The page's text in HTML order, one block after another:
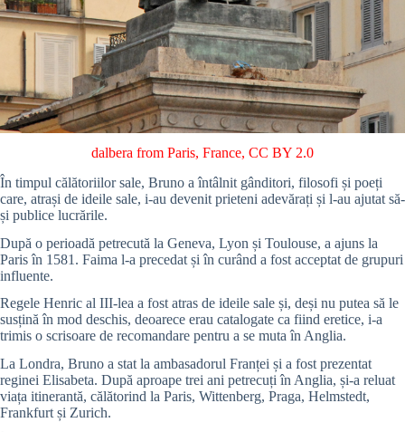
dalbera from Paris, France, CC BY 2.0
În timpul călătoriilor sale, Bruno a întâlnit gânditori, filosofi și poeți
care, atrași de ideile sale, i-au devenit prieteni adevărați și l-au ajutat să-
și publice lucrările.
După o perioadă petrecută la Geneva, Lyon și Toulouse, a ajuns la
Paris în 1581. Faima l-a precedat și în curând a fost acceptat de grupuri
influente.
Regele Henric al III-lea a fost atras de ideile sale și, deși nu putea să le
susțină în mod deschis, deoarece erau catalogate ca fiind eretice, i-a
trimis o scrisoare de recomandare pentru a se muta în Anglia.
La Londra, Bruno a stat la ambasadorul Franței și a fost prezentat
reginei Elisabeta. După aproape trei ani petrecuți în Anglia, și-a reluat
viața itinerantă, călătorind la Paris, Wittenberg, Praga, Helmstedt,
Frankfurt și Zurich.